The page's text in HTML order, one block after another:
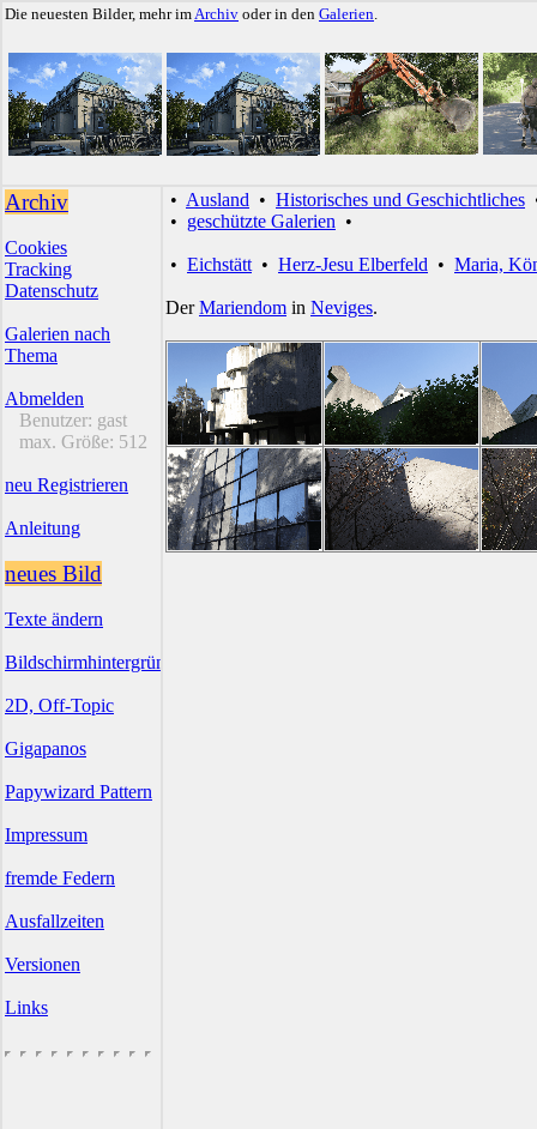
Die neuesten Bilder, mehr imArchiv oder in den Galerien.
Archiv
Cookies
Tracking
Datenschutz
Galerien nach
Thema
Abmelden
Benutzer: gast
max. Größe: 512
neu Registrieren
Anleitung
neues Bild
Texte ändern
Bildschirmhintergründe
2D, Off-Topic
Gigapanos
Papywizard Pattern
Impressum
fremde Federn
Ausfallzeiten
Versionen
Links
• Ausland • Historisches und Geschichtliches
• geschützte Galerien •
• Eichstätt • Herz-Jesu Elberfeld • Maria,
DerMariendom in Neviges.